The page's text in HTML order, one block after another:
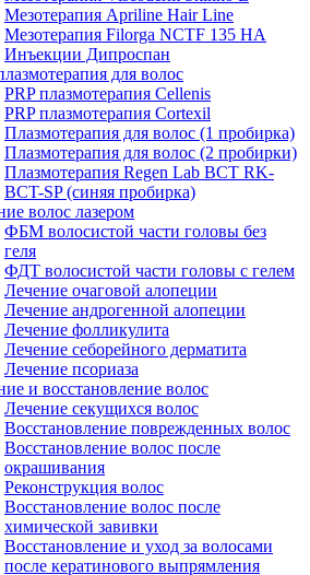
Мезотерапия Apriline Hair Line
Мезотерапия Filorga NCTF 135 HA
Инъекции Дипроспан
для волос
PRP плазмотерапия Cellenis
PRP плазмотерапия Cortexil
Плазмотерапия для волос (1 пробирка)
Плазмотерапия для волос (2 пробирки)
Плазмотерапия Regen Lab BCT RK-
BCT-SP (синяя пробирка)
волос лазером
ФБМ волосистой части головы без
геля
ФДТ волосистой части головы с гелем
Лечение очаговой алопеции
Лечение андрогенной алопеции
Лечение фолликулита
Лечение себорейного дерматита
Лечение псориаза
и восстановление волос
Лечение секущихся волос
Восстановление поврежденных волос
Восстановление волос после
окрашивания
Реконструкция волос
Восстановление волос после
химической завивки
Восстановление и уход за волосами
после кератинового выпрямления